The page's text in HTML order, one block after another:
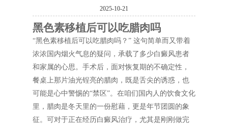
2025-10-21
黑色素移植后可以吃腊肉吗
“黑色素移植后可以吃腊肉吗？” 这句简单而又带着
浓浓国内烟火气息的疑问，承载了多少白癜风患者
和家属的心思。手术后，面对恢复期的不确定性，
餐桌上那片油光锃亮的腊肉，既是舌尖的诱惑，也
可能是心中警惕的“禁区”。在咱们国内人的饮食文化
里，腊肉是冬天里的一份慰藉，更是年节团圆的象
征。可对于正在经历白癜风治疗，尤其是刚刚做完